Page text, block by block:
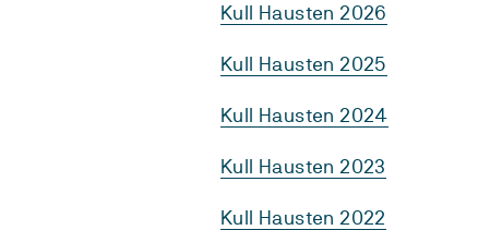
Kull Hausten 2026
Kull Hausten 2025
Kull Hausten 2024
Kull Hausten 2023
Kull Hausten 2022